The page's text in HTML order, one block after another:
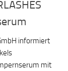
informiert
mit